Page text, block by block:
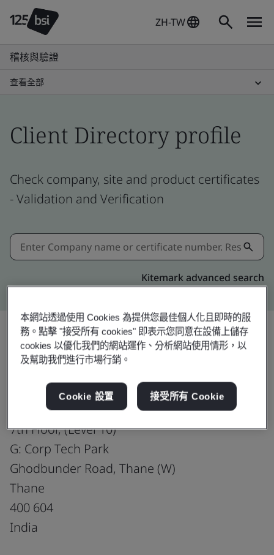
ZH-TW
稽核與驗證
查看全部
Client Directory profile
Check company, site and product certificates
- Validation and Verification
Kitemark advanced search
Virtusa Consulting Services Pvt. Ltd.
7th Floor, (Level 10)
G: Corp Tech Park
Ghodbunder Road, Thane (W)
Thane
400 604
India
本網站透過使用 Cookies 為提供您最佳個人化且即時的服
務。點擊 "接受所有 cookies" 即表示您同意在設備上儲存
cookies 以優化我們的網站運作、分析網站使用情形，以
及幫助我們進行市場行銷。
Cookie 設置 接受所有 Cookie